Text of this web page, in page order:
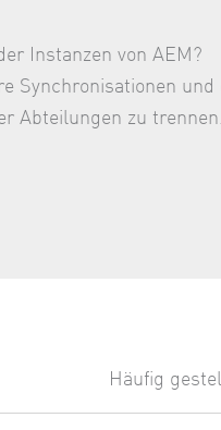
Instanzen von AEM?
Synchronisationen
Abteilungen zu trennen.
Häufig